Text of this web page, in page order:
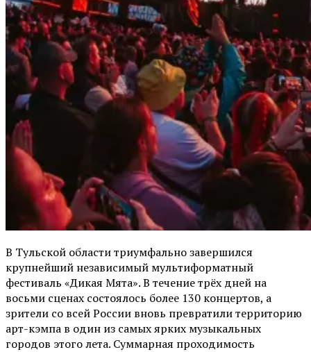
В Тульской области триумфально завершился
крупнейший независимый мультиформатный
фестиваль «Дикая Мята». В течение трёх дней на
восьми сценах состоялось более 130 концертов, а
зрители со всей России вновь превратили территорию
арт-кэмпа в один из самых ярких музыкальных
городов этого лета. Суммарная проходимость